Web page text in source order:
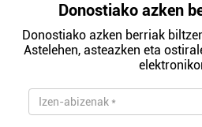
Donostiako azken
Donostiako azken berriak
Astelehen, asteazken eta